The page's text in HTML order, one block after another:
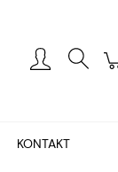
KONTAKT